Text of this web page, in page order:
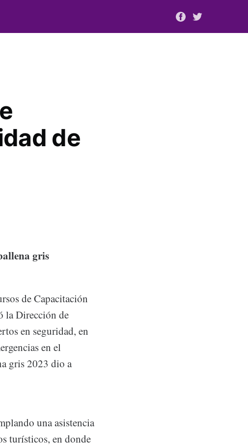
de
gris
de Capacitación
la Dirección de
en seguridad, en
en el
gris 2023 dio a
una asistencia
turísticos, en donde